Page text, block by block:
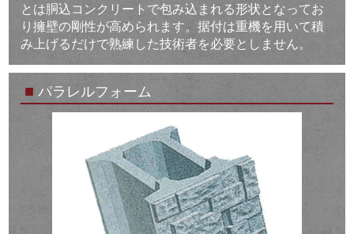
とは胴込コンクリートで包み込まれる形状となってお
り擁壁の剛性が高められます。据付は重機を用いて積
み上げるだけで熟練した技術者を必要としません。
■ パラレルフォーム